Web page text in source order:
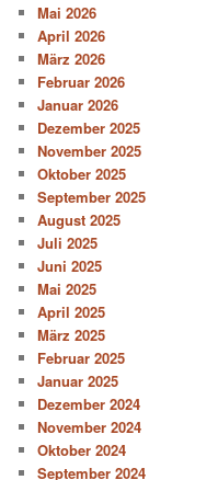
Mai 2026
April 2026
März 2026
Februar 2026
Januar 2026
Dezember 2025
November 2025
Oktober 2025
September 2025
August 2025
Juli 2025
Juni 2025
Mai 2025
April 2025
März 2025
Februar 2025
Januar 2025
Dezember 2024
November 2024
Oktober 2024
September 2024